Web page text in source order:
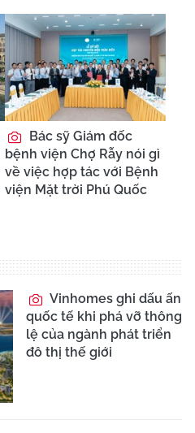
Bác sỹ Giám đốc
bệnh viện Chợ Rẫy nói gì
về việc hợp tác với Bệnh
viện Mặt trời Phú Quốc
Vinhomes ghi dấu ấn
quốc tế khi phá vỡ thông
lệ của ngành phát triển
đô thị thế giới